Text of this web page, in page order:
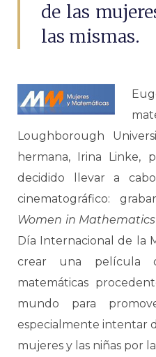
de las
las mismas.
Loughborough
hermana, Irina Linke,
decidido llevar a
cinematográfico:
Women in Mathematics
Día Internacional de la
crear una película
matemáticas
mundo para
especialmente intentar
mujeres y las niñas por